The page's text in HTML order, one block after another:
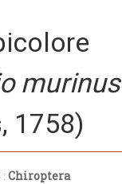
murinus
1758)
Chiroptera